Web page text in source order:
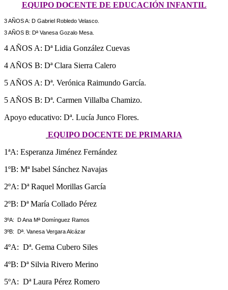
EQUIPO DOCENTE DE EDUCACIÓN INFANTIL
3 AÑOS A: D Gabriel Robledo Velasco.
3 AÑOS B: Dª Vanesa Gozalo Mesa.
4 AÑOS A: Dª Lidia González Cuevas
4 AÑOS B: Dª Clara Sierra Calero
5 AÑOS A: Dª. Verónica Raimundo García.
5 AÑOS B: Dª. Carmen Villalba Chamizo.
Apoyo educativo: Dª. Lucía Junco Flores.
EQUIPO DOCENTE DE PRIMARIA
1ªA: Esperanza Jiménez Fernández
1ºB: Mª Isabel Sánchez Navajas
2ºA: Dª Raquel Morillas García
2ºB: Dª María Collado Pérez
3ºA: D Ana Mª Domínguez Ramos
3ºB: Dª. Vanesa Vergara Alcázar
4ºA: Dª. Gema Cubero Siles
4ºB: Dª Silvia Rivero Merino
5ºA: Dª Laura Pérez Romero